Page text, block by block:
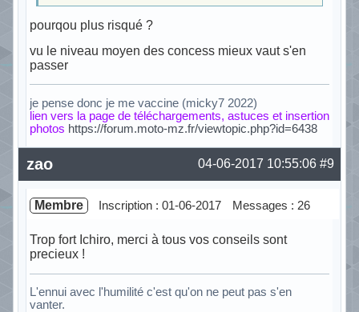
pourqou plus risqué ?
vu le niveau moyen des concess mieux vaut s'en
passer
je pense donc je me vaccine (micky7 2022)
lien vers la page de téléchargements, astuces et insertion
photos https://forum.moto-mz.fr/viewtopic.php?id=6438
Hors ligne #9
04-06-2017 10:55:06
zao
Membre Inscription : 01-06-2017 Messages : 26
Trop fort Ichiro, merci à tous vos conseils sont
precieux !
L'ennui avec l'humilité c'est qu'on ne peut pas s'en
vanter.